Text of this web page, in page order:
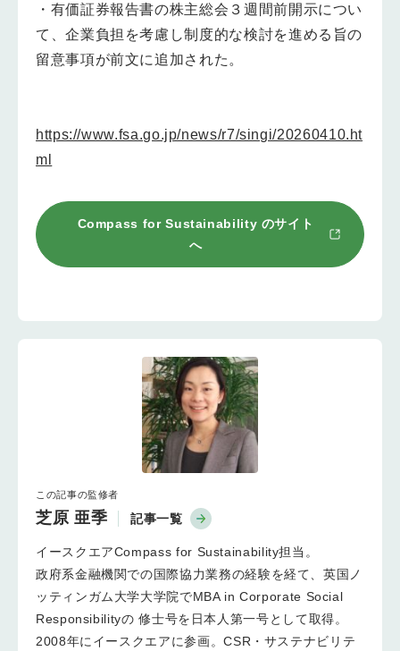
・有価証券報告書の株主総会３週間前開示につい
て、企業負担を考慮し制度的な検討を進める旨の
留意事項が前文に追加された。
https://www.fsa.go.jp/news/r7/singi/20260410.ht
ml
Compass for Sustainability のサイト
へ
この記事の監修者
芝原 亜季 記事一覧
イースクエアCompass for Sustainability担当。
政府系金融機関での国際協力業務の経験を経て、英国ノ
ッティンガム大学大学院でMBA in Corporate Social
Responsibilityの 修士号を日本人第一号として取得。
2008年にイースクエアに参画。CSR・サステナビリテ